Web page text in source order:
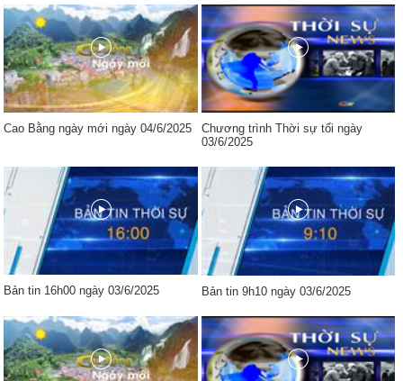
Cao Bằng ngày mới ngày 04/6/2025
Chương trình Thời sự tối ngày
03/6/2025
Bản tin 16h00 ngày 03/6/2025 Bản tin 9h10 ngày 03/6/2025